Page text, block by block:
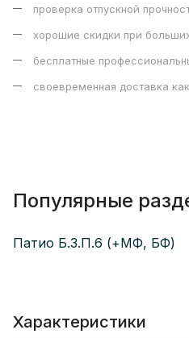
проверка отпускной
хорошие скидки при
бесплатные
своевременная доставка
Популярные
Патио Б.3.П.6 (+МФ, БФ)
Характеристики